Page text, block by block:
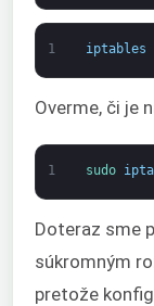
1 iptables
Overme, či je
1 sudo
Doteraz sme
súkromným
pretože